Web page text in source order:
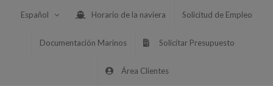
Español Horario de la naviera Solicitud de Empleo
Documentación Marinos Solicitar Presupuesto
Área Clientes